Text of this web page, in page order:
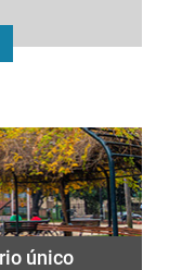
único